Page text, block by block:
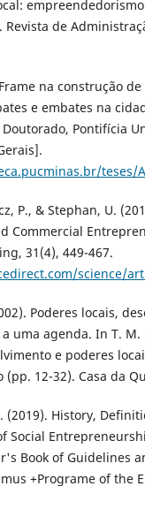
Revista de
na construção
e embates na
Pontifícia
teses/
P., & Stephan, U.
Commercial
31(4), 449-467.
science/
Poderes locais,
uma agenda. In T. M.
e poderes
(pp. 12-32). Casa da
(2019). History,
Social
Book of Guidelines
+Programe of the